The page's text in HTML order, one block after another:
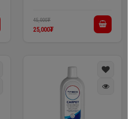
45,000₮
25,000₮